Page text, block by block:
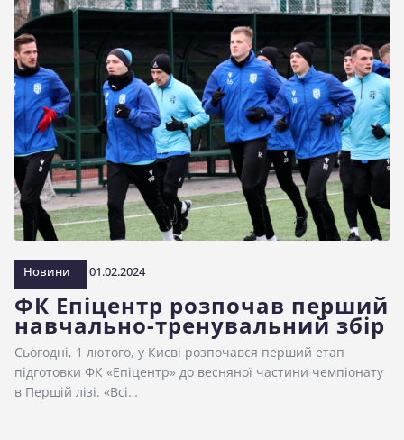
Новини 01.02.2024
ФК Епіцентр розпочав перший
навчально-тренувальний збір
Сьогодні, 1 лютого, у Києві розпочався перший етап
підготовки ФК «Епіцентр» до весняної частини чемпіонату
в Першій лізі. «Всі…